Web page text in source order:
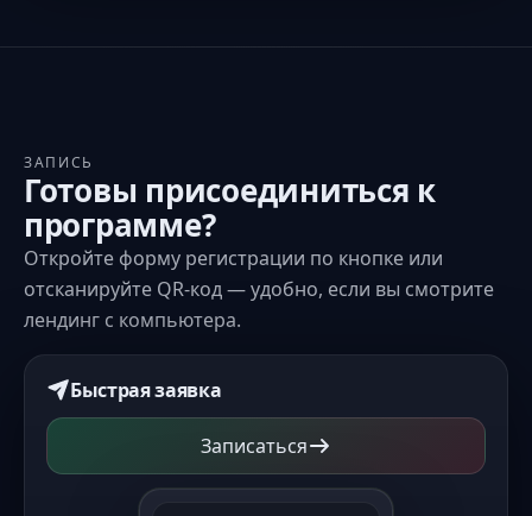
ЗАПИСЬ
Готовы присоединиться к
программе?
Откройте форму регистрации по кнопке или
отсканируйте QR-код — удобно, если вы смотрите
лендинг с компьютера.
Быстрая заявка
Записаться